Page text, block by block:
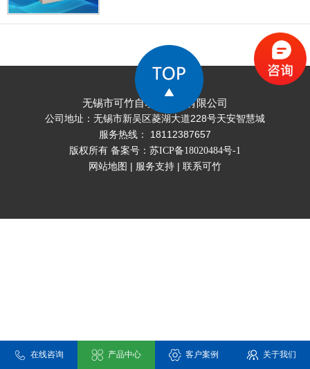
无锡市可竹自动化科技有限公司
公司地址：无锡市新吴区菱湖大道228号天安智慧城
服务热线： 18112387657
版权所有 备案号： 苏ICP备18020484号-1
网站地图 | 服务支持 | 联系可竹
在线咨询 产品中心 客户案例 关于我们